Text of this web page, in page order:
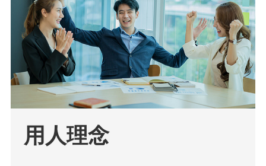
用人理念